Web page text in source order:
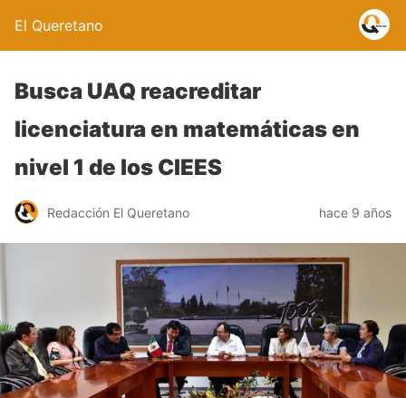
El Queretano
Busca UAQ reacreditar
licenciatura en matemáticas en
nivel 1 de los CIEES
Redacción El Queretano hace 9 años